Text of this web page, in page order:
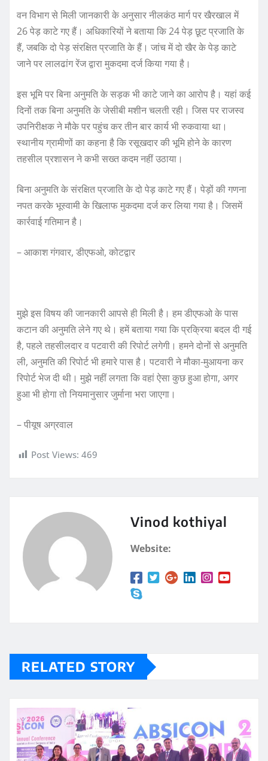
k
वन विभाग से मिली जानकारी के अनुसार नीलकंठ मार्ग पर खैरखाल में
26 पेड़ काटे गए हैं। अधिकारियों ने बताया कि 24 पेड़ छूट प्रजाति के
हैं, जबकि दो पेड़ संरक्षित प्रजाति के हैं। जांच में दो खैर के पेड़ काटे
जाने पर लालढांग रेंज द्वारा मुकदमा दर्ज किया गया है।
इस भूमि पर बिना अनुमति के सड़क भी काटे जाने का आरोप है। यहां कई
दिनों तक बिना अनुमति के जेसीबी मशीन चलती रही। जिस पर राजस्व
उपनिरीक्षक ने मौके पर पहुंच कर तीन बार कार्य भी रुकवाया था।
स्थानीय ग्रामीणों का कहना है कि रसूखदार की भूमि होने के कारण
तहसील प्रशासन ने कभी सख्त कदम नहीं उठाया।
बिना अनुमति के संरक्षित प्रजाति के दो पेड़ काटे गए हैं। पेड़ों की गणना
नपत करके भूस्वामी के खिलाफ मुकदमा दर्ज कर लिया गया है। जिसमें
कार्रवाई गतिमान है।
– आकाश गंगवार, डीएफओ, कोटद्वार
मुझे इस विषय की जानकारी आपसे ही मिली है। हम डीएफओ के पास
कटान की अनुमति लेने गए थे। हमें बताया गया कि प्रक्रिया बदल दी गई
है, पहले तहसीलदार व पटवारी की रिपोर्ट लगेगी। हमने दोनों से अनुमति
ली, अनुमति की रिपोर्ट भी हमारे पास है। पटवारी ने मौका-मुआयना कर
रिपोर्ट भेज दी थी। मुझे नहीं लगता कि वहां ऐसा कुछ हुआ होगा, अगर
हुआ भी होगा तो नियमानुसार जुर्माना भरा जाएगा।
– पीयूष अग्रवाल
Post Views: 469
Vinod kothiyal
Website:
RELATED STORY